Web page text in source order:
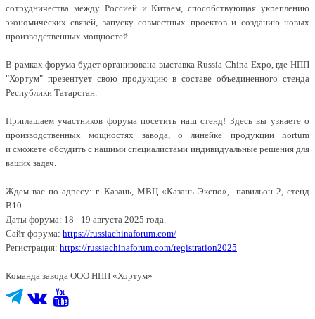
сотрудничества между Россией и Китаем, способствующая укреплению
экономических связей, запуску совместных проектов и созданию новых
производственных мощностей.
В рамках форума будет организована выставка Russia-China Expo, где НПП
"Хортум" презентует свою продукцию в составе объединенного стенда
Республики Татарстан.
Приглашаем участников форума посетить наш стенд! Здесь вы узнаете о
производственных мощностях завода, о линейке продукции hortum
и сможете обсудить с нашими специалистами индивидуальные решения для
ваших задач.
Ждем вас по адресу: г. Казань, МВЦ «Казань Экспо», павильон 2, стенд
B10.
Даты форума: 18 - 19 августа 2025 года.
Сайт форума: https://russiachinaforum.com/
Регистрация: https://russiachinaforum.com/registration2025
Команда завода ООО НПП «Хортум»